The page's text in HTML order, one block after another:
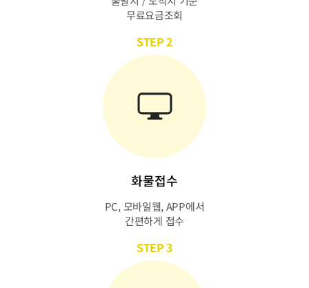
무료요금조회
STEP 2
화물접수
PC, 모바일웹, APP에서
간편하게 접수
STEP 3